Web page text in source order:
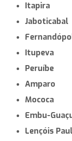
Itapira
Jaboticabal
Itupeva
Peruíbe
Amparo
Mococa
Embu-
Lençóis